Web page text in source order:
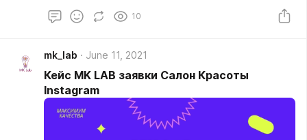
10
mk_lab June 11, 2021
Кейс MK LAB заявки Салон Красоты
Instagram